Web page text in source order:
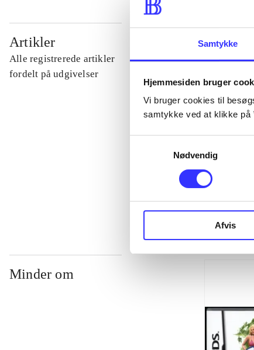
Samtykke
Hjemmesiden bruger
Vi bruger cookies til
samtykke ved at klikke på
Nødvendig
Afvis
Artikler
Alle registrerede artikler
fordelt på udgivelser
...
...
Minder om